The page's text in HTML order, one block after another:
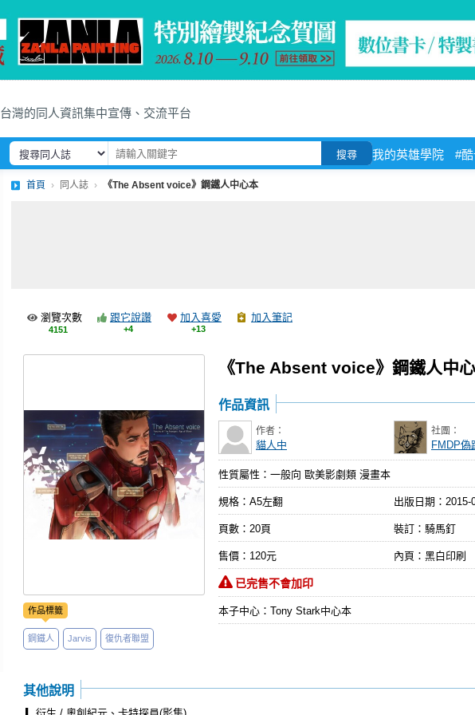
台灣的同人資訊集中宣傳、交流平台
搜尋 我的英雄學院 #
首頁 同人誌 《The Absent voice》鋼鐵人中心本
瀏覽次數
4151
跟它說讚
+4
加入喜愛
+13
加入筆記
《The Absent voice》鋼鐵人中
作品標籤
鋼鐵人 Jarvis 復仇者聯盟
作品資訊
作者：
貓人中
社團：
FMDP偽
性質屬性：一般向 歐美影劇類 漫畫本
規格：A5左翻 出版日期： 2015-
頁數：20頁 裝訂：騎馬釘
售價：120元 內頁：黑白印刷
已完售不會加印
本子中心：Tony Stark中心本
其他說明